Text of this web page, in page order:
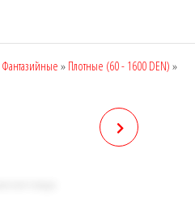
Фантазийные » Плотные (60 - 1600 DEN) »